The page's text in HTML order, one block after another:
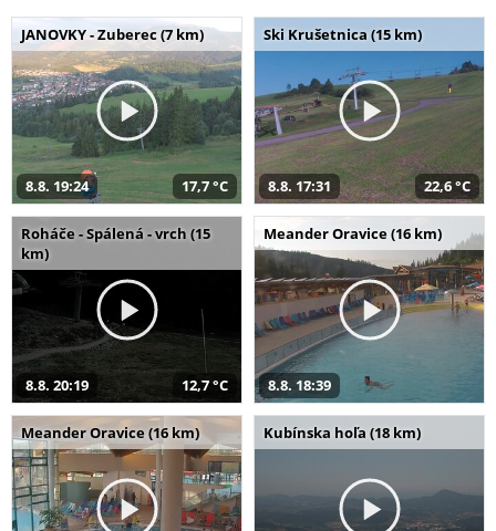
JANOVKY - Zuberec (7 km)
8.8. 19:24 17,7 °C
Ski Krušetnica (15 km)
8.8. 17:31 22,6 °C
Roháče - Spálená - vrch (15
km)
8.8. 20:19 12,7 °C
Meander Oravice (16 km)
8.8. 18:39
Meander Oravice (16 km) Kubínska hoľa (18 km)